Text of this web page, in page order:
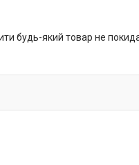
будь-який товар не